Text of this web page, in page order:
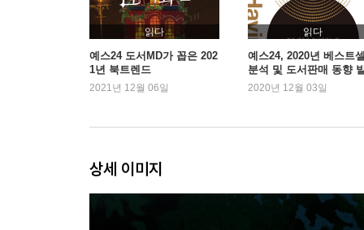
02 내 인생은 오직 한 번뿐이기 때문에
_공부하지 않기에는 내 인생에게 미안하니까
_공부는 내 마음을 한 뼘씩 성장시킨다
_꿈, 목표, 그리고 욕망은 각각 다르다
Beyond Story ‘뿌리의 시절’을 기꺼이 받아들이는
_내 인생에서 가장 후회되는 일
_너 진짜 이러고 있을 때가 아니다
읽다
예스24 도서MD가 꼽은 202
1년 북트렌드
2021년 12월 06일
읽다
예스24, 2020년 베스트
분석 및 도서판매 동향
2020년 12월 03일
상세 이미지